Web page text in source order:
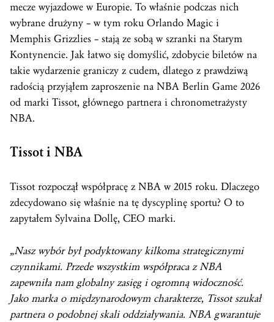
mecze wyjazdowe w Europie. To właśnie podczas nich
wybrane drużyny – w tym roku Orlando Magic i
Memphis Grizzlies – stają ze sobą w szranki na Starym
Kontynencie. Jak łatwo się domyślić, zdobycie biletów na
takie wydarzenie graniczy z cudem, dlatego z prawdziwą
radością przyjąłem zaproszenie na NBA Berlin Game 2026
od marki Tissot, głównego partnera i chronometrażysty
NBA.
Tissot i NBA
Tissot rozpoczął współpracę z NBA w 2015 roku. Dlaczego
zdecydowano się właśnie na tę dyscyplinę sportu? O to
zapytałem Sylvaina Dollę, CEO marki.
„Nasz wybór był podyktowany kilkoma strategicznymi
czynnikami. Przede wszystkim współpraca z NBA
zapewniła nam globalny zasięg i ogromną widoczność.
Jako marka o międzynarodowym charakterze, Tissot szukał
partnera o podobnej skali oddziaływania. NBA gwarantuje